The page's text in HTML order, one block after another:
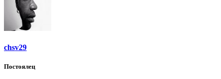
chsv29
Постоялец